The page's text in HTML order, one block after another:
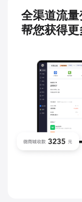
全渠道流量
帮您获得